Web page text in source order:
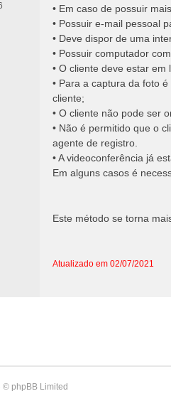
• Em caso de possuir
• Possuir e-mail pessoal
• Deve dispor de uma
• Possuir computador
• O cliente deve estar
• Para a captura da foto
cliente;
• O cliente não pode ser
• Não é permitido que o
agente de registro.
• A videoconferência já
Em alguns casos é
Este método se torna
Atualizado em 02/07/2021
phpBB Limited